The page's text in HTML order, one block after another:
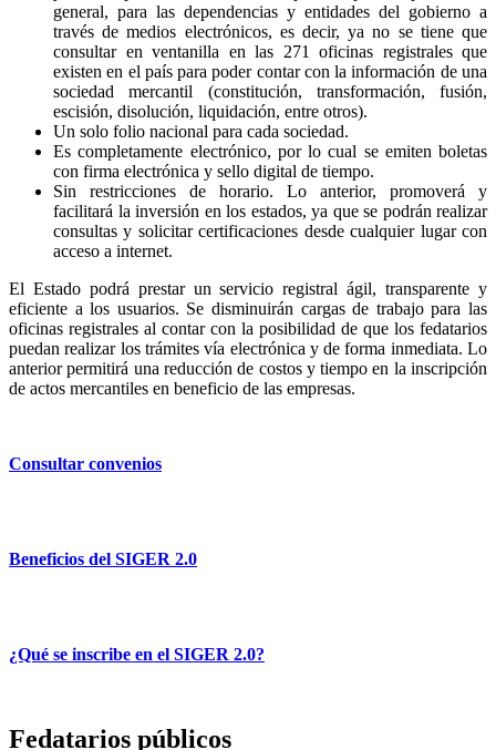
general, para las dependencias y entidades del gobierno a
través de medios electrónicos, es decir, ya no se tiene que
consultar en ventanilla en las 271 oficinas registrales que
existen en el país para poder contar con la información de una
sociedad mercantil (constitución, transformación, fusión,
escisión, disolución, liquidación, entre otros).
Un solo folio nacional para cada sociedad.
Es completamente electrónico, por lo cual se emiten boletas
con firma electrónica y sello digital de tiempo.
Sin restricciones de horario. Lo anterior, promoverá y
facilitará la inversión en los estados, ya que se podrán realizar
consultas y solicitar certificaciones desde cualquier lugar con
acceso a internet.
El Estado podrá prestar un servicio registral ágil, transparente y
eficiente a los usuarios. Se disminuirán cargas de trabajo para las
oficinas registrales al contar con la posibilidad de que los fedatarios
puedan realizar los trámites vía electrónica y de forma inmediata. Lo
anterior permitirá una reducción de costos y tiempo en la inscripción
de actos mercantiles en beneficio de las empresas.
Consultar convenios
Beneficios del SIGER 2.0
¿Qué se inscribe en el SIGER 2.0?
Fedatarios públicos